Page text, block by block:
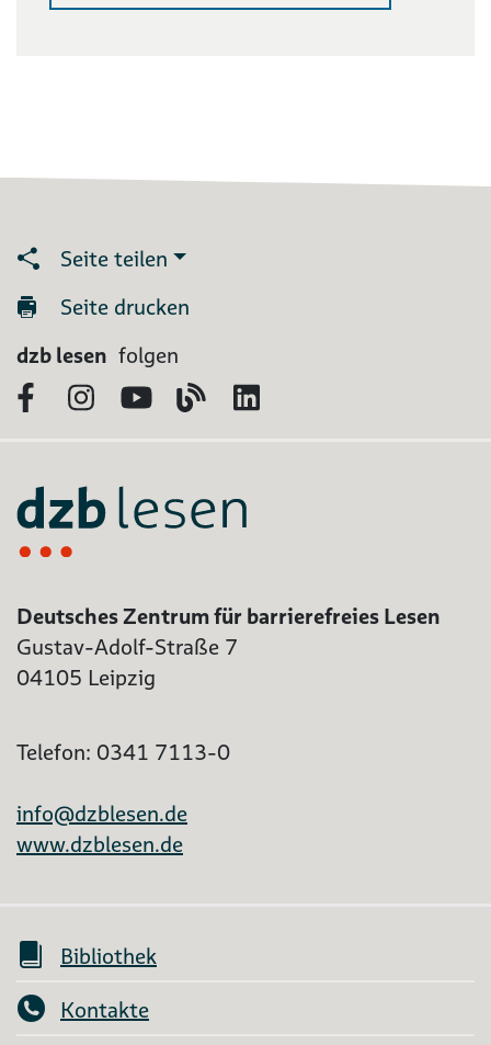
Seite teilen
Seite drucken
dzb lesen folgen
FacebookInstagram
YouTubeBlog
Deutsches Zentrum für barrierefreies Lesen
Gustav-Adolf-Straße 7
04105 Leipzig
Telefon: 0341 7113-0
info@dzblesen.de
www.dzblesen.de
Bibliothek
Kontakte